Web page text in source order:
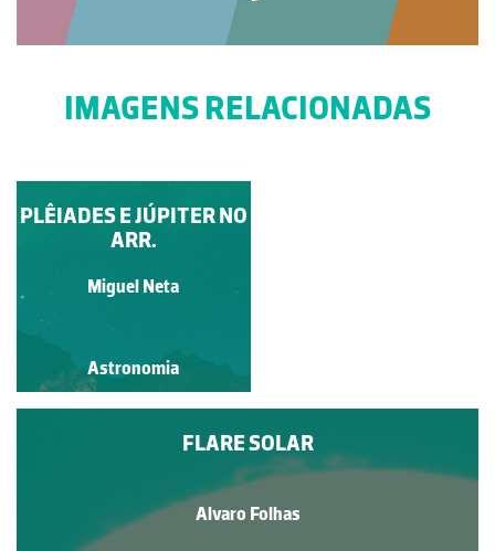
IMAGENS RELACIONADAS
ASTROLÁBIO
Guilherme Monteiro
Astronomia
FLARE SOLAR
Alvaro Folhas
PLÊIADES E JÚPITER NO
ARR.
Miguel Neta
Astronomia